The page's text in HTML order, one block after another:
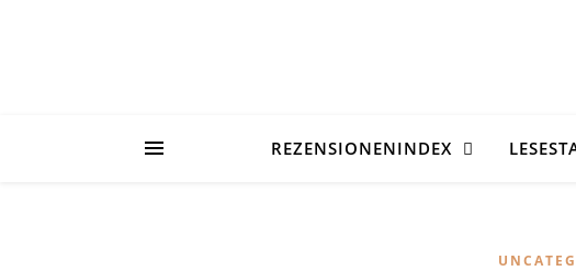
REZENSIONENINDEX